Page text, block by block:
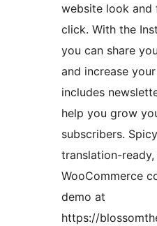
website look and
click. With the
you can share
and increase
includes
help you grow
subscribers.
translation-ready,
WooCommerce
demo at
https://